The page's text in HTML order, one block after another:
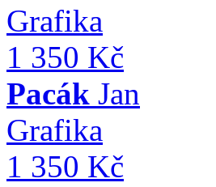
Grafika
1 350 Kč
Pacák Jan
Grafika
1 350 Kč